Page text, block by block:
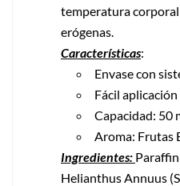
temperatura corporal
erógenas.
Características:
Envase con
Fácil aplicación
Capacidad: 50
Aroma: Frutas
Ingredientes:
Helianthus Annuus